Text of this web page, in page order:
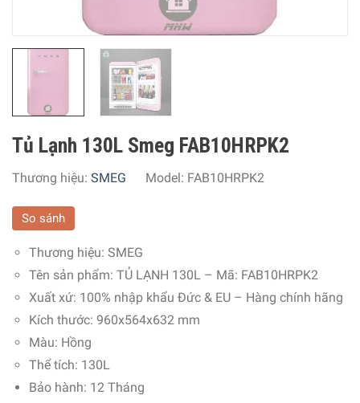
Tủ Lạnh 130L Smeg FAB10HRPK2
Thương hiệu: SMEG Model: FAB10HRPK2
So sánh
Thương hiệu: SMEG
Tên sản phẩm: TỦ LẠNH 130L – Mã: FAB10HRPK2
Xuất xứ: 100% nhập khẩu Đức & EU – Hàng chính hãng
Kích thước: 960x564x632 mm
Màu: Hồng
Thể tích: 130L
Bảo hành: 12 Tháng